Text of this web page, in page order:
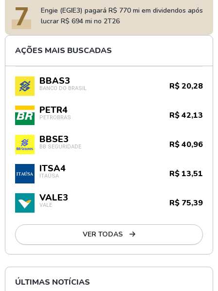
7
Engie (EGIE3) pagará R$ 770 mi em dividendos após
lucrar R$ 694 mi no 2T26
AÇÕES MAIS BUSCADAS
BBAS3
BANCO DO BRASIL R$ 20,28
PETR4
PETROBRAS R$ 42,13
BBSE3
BB SEGURIDADE R$ 40,96
ITSA4
ITAÚSA R$ 13,51
VALE3
VALE R$ 75,39
VER TODAS
ÚLTIMAS NOTÍCIAS